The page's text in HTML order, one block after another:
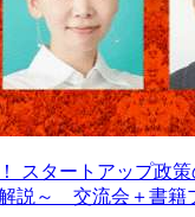
スタートアップ政
説～ 交流会＋書籍